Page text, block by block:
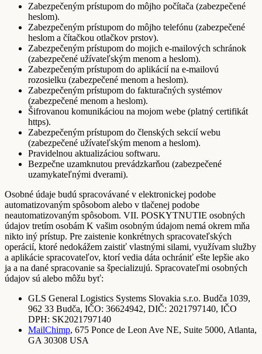
Zabezpečeným prístupom do môjho počítača (zabezpečené
heslom).
Zabezpečeným prístupom do môjho telefónu (zabezpečené
heslom a čítačkou otlačkov prstov).
Zabezpečeným prístupom do mojich e-mailových schránok
(zabezpečené užívateľským menom a heslom).
Zabezpečeným prístupom do aplikácií na e-mailovú
rozosielku (zabezpečené menom a heslom).
Zabezpečeným prístupom do fakturačných systémov
(zabezpečené menom a heslom).
Šifrovanou komunikáciou na mojom webe (platný certifikát
https).
Zabezpečeným prístupom do členských sekcií webu
(zabezpečené užívateľským menom a heslom).
Pravidelnou aktualizáciou softwaru.
Bezpečne uzamknutou prevádzkarňou (zabezpečené
uzamykateľnými dverami).
Osobné údaje budú spracovávané v elektronickej podobe
automatizovaným spôsobom alebo v tlačenej podobe
neautomatizovaným spôsobom. VII. POSKYTNUTIE osobných
údajov tretím osobám K vašim osobným údajom nemá okrem mňa
nikto iný prístup. Pre zaistenie konkrétnych spracovateľských
operácií, ktoré nedokážem zaistiť vlastnými silami, využívam služby
a aplikácie spracovateľov, ktorí vedia dáta ochrániť ešte lepšie ako
ja a na dané spracovanie sa špecializujú. Spracovateľmi osobných
údajov sú alebo môžu byť:
GLS General Logistics Systems Slovakia s.r.o. Budča 1039,
962 33 Budča, IČO: 36624942, DIČ: 2021797140, IČO
DPH: SK2021797140
MailChimp, 675 Ponce de Leon Ave NE, Suite 5000, Atlanta,
GA 30308 USA